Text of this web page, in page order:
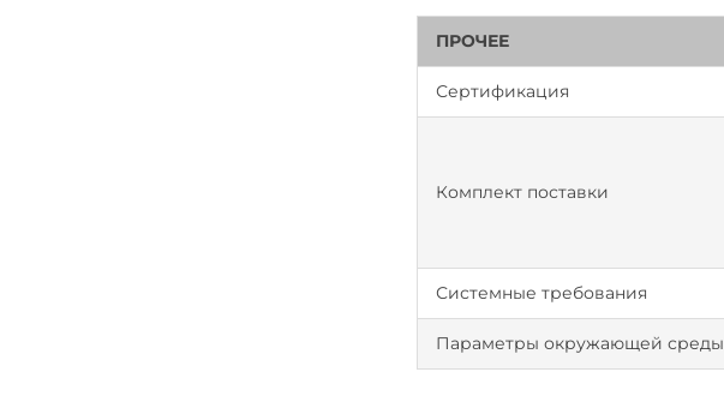
ПРОЧЕЕ
Сертификация
Комплект поставки
Системные требования
Параметры окружающей среды